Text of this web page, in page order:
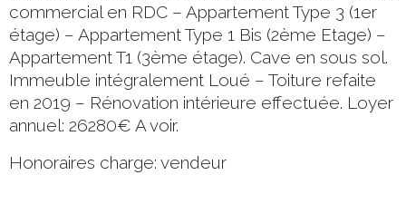
commercial en RDC – Appartement Type 3 (1er
étage) – Appartement Type 1 Bis (2ème Etage) –
Appartement T1 (3ème étage). Cave en sous sol.
Immeuble intégralement Loué – Toiture refaite
en 2019 – Rénovation intérieure effectuée. Loyer
annuel: 26280€ A voir.
Honoraires charge: vendeur